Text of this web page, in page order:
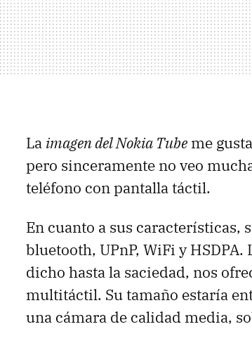
La imagen del Nokia Tube me
pero sinceramente no veo
teléfono con pantalla táctil.
En cuanto a sus características,
bluetooth, UPnP, WiFi y
dicho hasta la saciedad, nos
multitáctil. Su tamaño estaría
una cámara de calidad media,